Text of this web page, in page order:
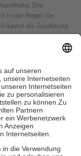
Die
in der Regel die
davon als Zuzahlung
in Höhe von zehn
als die tatsächlichen
Apotheken.
beträgt die
Euro je
eigene Gesundheit zu
zu unterstützen,